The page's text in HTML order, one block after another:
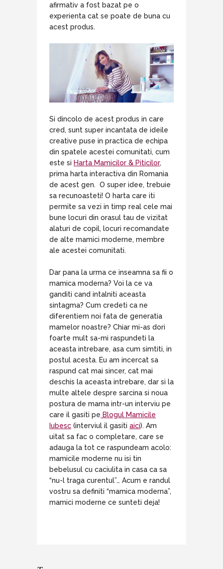
afirmativ a fost bazat pe o
experienta cat se poate de buna cu
acest produs.
Si dincolo de acest produs in care
cred, sunt super incantata de ideile
creative puse in practica de echipa
din spatele acestei comunitati, cum
este si Harta Mamicilor & Piticilor,
prima harta interactiva din Romania
de acest gen. O super idee, trebuie
sa recunoasteti! O harta care iti
permite sa vezi in timp real cele mai
bune locuri din orasul tau de vizitat
alaturi de copil, locuri recomandate
de alte mamici moderne, membre
ale acestei comunitati.
Dar pana la urma ce inseamna sa fii o
mamica moderna? Voi la ce va
ganditi cand intalniti aceasta
sintagma? Cum credeti ca ne
diferentiem noi fata de generatia
mamelor noastre? Chiar mi-as dori
foarte mult sa-mi raspundeti la
aceasta intrebare, asa cum simtiti, in
postul acesta. Eu am incercat sa
raspund cat mai sincer, cat mai
deschis la aceasta intrebare, dar si la
multe altele despre sarcina si noua
postura de mama intr-un interviu pe
care il gasiti pe Blogul Mamicile
Iubesc (interviul il gasiti aici). Am
uitat sa fac o completare, care se
adauga la tot ce raspundeam acolo:
mamicile moderne nu isi tin
bebelusul cu caciulita in casa ca sa
“nu-l traga curentul”… Acum e randul
vostru sa definiti “mamica moderna”,
mamici moderne ce sunteti deja!